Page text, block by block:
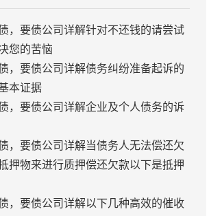
，要债公司详解针对不还钱的请尝试
您的苦恼
，要债公司详解债务纠纷准备起诉的
本证据
，要债公司详解企业及个人债务的诉
，要债公司详解当债务人无法偿还欠
押物来进行质押偿还欠款以下是抵押
，要债公司详解以下几种高效的催收